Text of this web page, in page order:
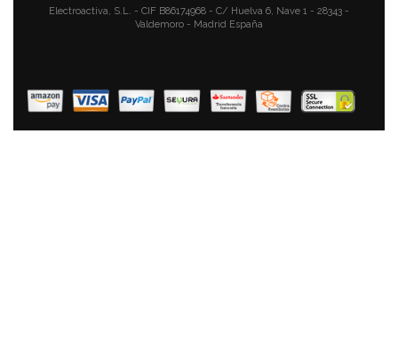
AÑADIR AL CARRITO
Electroactiva, S.L. - CIF B86174968 - C/ Huelva 6, Nave 1 - 28343 -
Valdemoro - Madrid España